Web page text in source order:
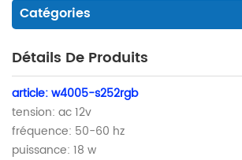
Catégories
Détails De Produits
article: w4005-s252rgb
tension: ac 12v
fréquence: 50-60 hz
puissance: 18 w